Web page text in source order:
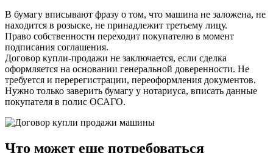
В бумагу вписывают фразу о том, что машина не заложена, не
находится в розыске, не принадлежит третьему лицу.
Право собственности переходит покупателю в момент
подписания соглашения.
Договор купли-продажи не заключается, если сделка
оформляется на основании генеральной доверенности. Не
требуется и перерегистрации, переоформления документов.
Нужно только заверить бумагу у нотариуса, вписать данные
покупателя в полис ОСАГО.
Что может еще потребоваться